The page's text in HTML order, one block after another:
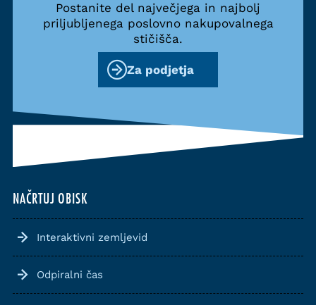
NAČRTUJ OBISK
Interaktivni zemljevid
Odpiralni čas
Postanite del največjega in najbolj
priljubljenega poslovno nakupovalnega
stičišča.
Za podjetja